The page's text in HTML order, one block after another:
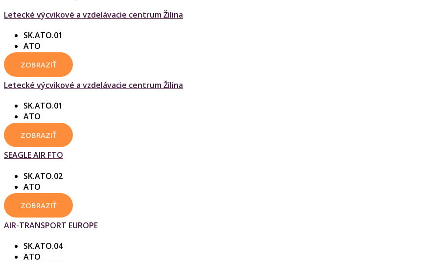
Letecké výcvikové a vzdelávacie centrum Žilina
SK.ATO.01
ATO
ZOBRAZIŤ
Letecké výcvikové a vzdelávacie centrum Žilina
SK.ATO.01
ATO
ZOBRAZIŤ
SEAGLE AIR FTO
SK.ATO.02
ATO
ZOBRAZIŤ
AIR-TRANSPORT EUROPE
SK.ATO.04
ATO